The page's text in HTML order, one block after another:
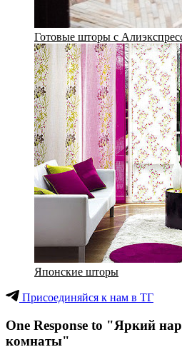
Готовые шторы с
Японские шторы
Присоединяйся к нам в ТГ
One Response to "Яркий
комнаты"